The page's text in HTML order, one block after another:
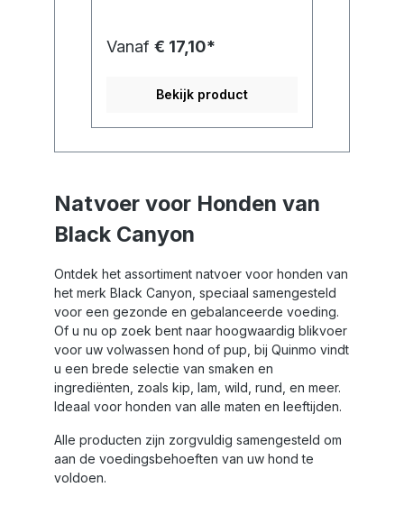
Vanaf € 17,10*
Bekijk product
Natvoer voor Honden van
Black Canyon
Ontdek het assortiment natvoer voor honden van
het merk Black Canyon, speciaal samengesteld
voor een gezonde en gebalanceerde voeding.
Of u nu op zoek bent naar hoogwaardig blikvoer
voor uw volwassen hond of pup, bij Quinmo vindt
u een brede selectie van smaken en
ingrediënten, zoals kip, lam, wild, rund, en meer.
Ideaal voor honden van alle maten en leeftijden.
Alle producten zijn zorgvuldig samengesteld om
aan de voedingsbehoeften van uw hond te
voldoen.